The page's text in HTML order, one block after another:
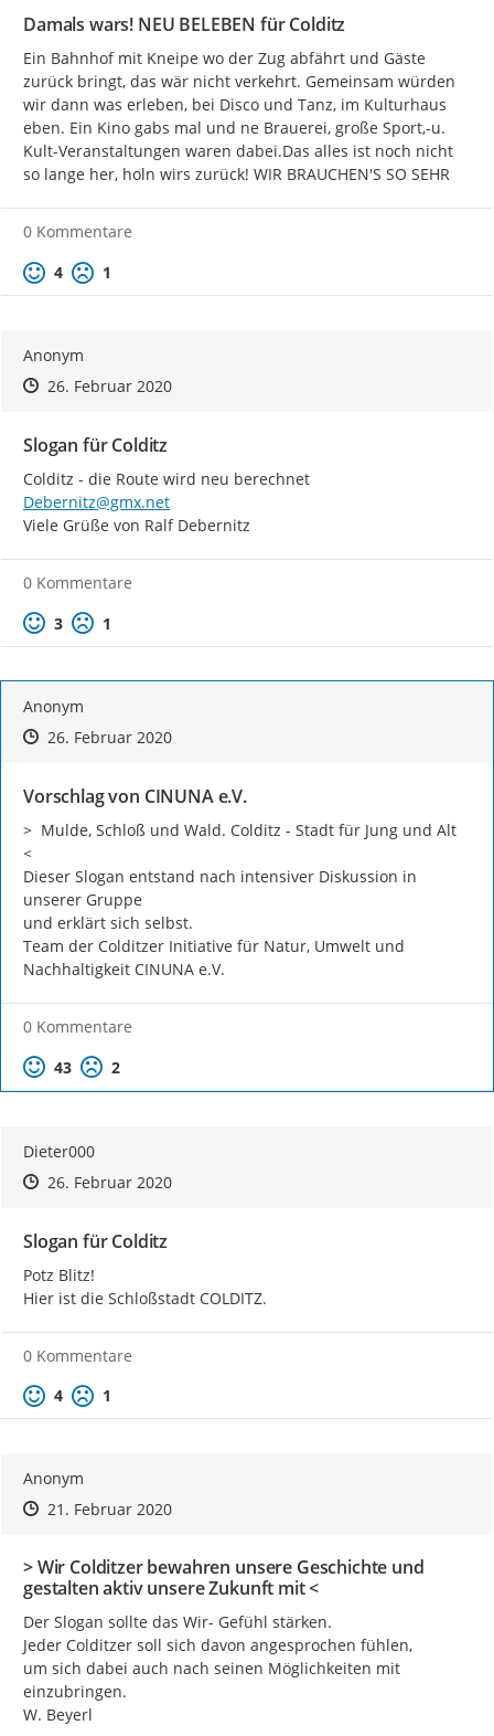
Damals wars! NEU BELEBEN für Colditz
Ein Bahnhof mit Kneipe wo der Zug abfährt und Gäste
zurück bringt, das wär nicht verkehrt. Gemeinsam würden
wir dann was erleben, bei Disco und Tanz, im Kulturhaus
eben. Ein Kino gabs mal und ne Brauerei, große Sport,-u.
Kult-Veranstaltungen waren dabei.Das alles ist noch nicht
so lange her, holn wirs zurück! WIR BRAUCHEN'S SO SEHR
0 Kommentare
Positive Bewertung
4 Negative Bewertung
1
Anonym
Zeitpunkt des Erstellens
Zeitpunkt des Erstellens
26. Februar 2020Zur Äußerung
Slogan für Colditz
Debernitz@gmx.net
Viele Grüße von Ralf Debernitz
0 Kommentare
Positive Bewertung
3 Negative Bewertung
1
Anonym
Zeitpunkt des Erstellens
Zeitpunkt des Erstellens
26. Februar 2020Zur Äußerung
Vorschlag von CINUNA e.V.
>  Mulde, Schloß und Wald. Colditz - Stadt für Jung und Alt
<
Dieser Slogan entstand nach intensiver Diskussion in
unserer Gruppe
und erklärt sich selbst.
Team der Colditzer Initiative für Natur, Umwelt und
Nachhaltigkeit CINUNA e.V.
0 Kommentare
Positive Bewertung
43 Negative Bewertung
2
Dieter000
Zeitpunkt des Erstellens
Zeitpunkt des Erstellens
26. Februar 2020Zur Äußerung
Slogan für Colditz
Potz Blitz!
Hier ist die Schloßstadt COLDITZ.
0 Kommentare
Positive Bewertung
4 Negative Bewertung
1
Anonym
Zeitpunkt des Erstellens
Zeitpunkt des Erstellens
21. Februar 2020Zur Äußerung
> Wir Colditzer bewahren unsere Geschichte und
gestalten aktiv unsere Zukunft mit <
Der Slogan sollte das Wir- Gefühl stärken.
Jeder Colditzer soll sich davon angesprochen fühlen,
um sich dabei auch nach seinen Möglichkeiten mit
einzubringen.
W. Beyerl